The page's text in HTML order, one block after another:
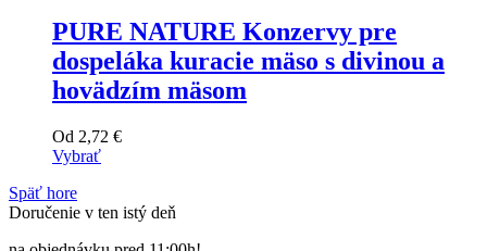
PURE NATURE Konzervy pre
dospeláka kuracie mäso s divinou a
hovädzím mäsom
Od 2,72 €
Vybrať
výrobok
má
Späť hore
Doručenie v ten istý deň